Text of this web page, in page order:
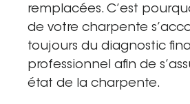
remplacées. C’est
de votre charpente
toujours du diagnostic
professionnel afin de
état de la charpente.